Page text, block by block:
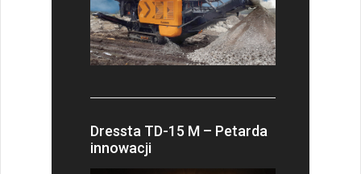
Dressta TD-15 M – Petarda
innowacji